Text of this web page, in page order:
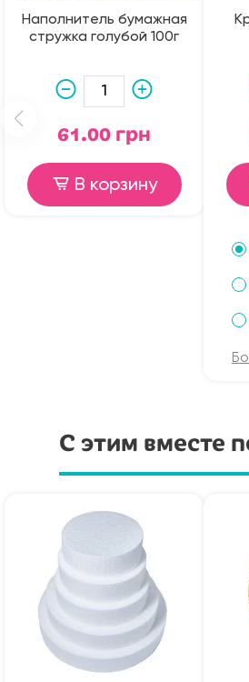
Наполнитель бумажная
стружка голубой 100г
61.00 грн
В корзину
С этим вместе